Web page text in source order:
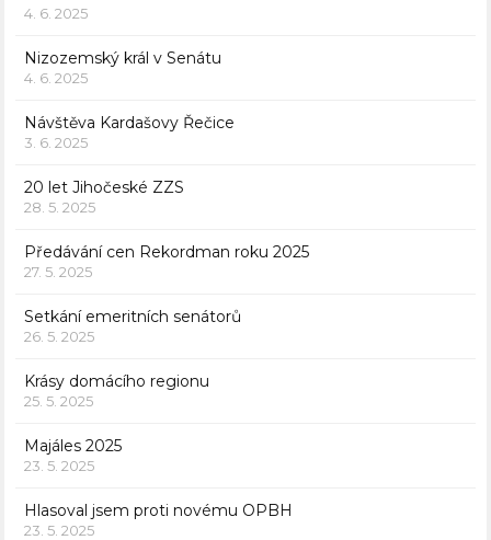
4. 6. 2025
Nizozemský král v Senátu
4. 6. 2025
Návštěva Kardašovy Řečice
3. 6. 2025
20 let Jihočeské ZZS
28. 5. 2025
Předávání cen Rekordman roku 2025
27. 5. 2025
Setkání emeritních senátorů
26. 5. 2025
Krásy domácího regionu
25. 5. 2025
Majáles 2025
23. 5. 2025
Hlasoval jsem proti novému OPBH
23. 5. 2025